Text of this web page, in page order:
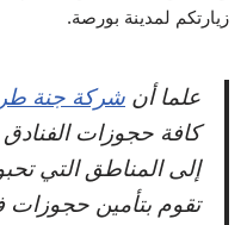
زيارتكم لمدينة بورصة.
علما أن شركة جنة
كافة حجوزات الفنادق
إلى المناطق التي
تقوم بتأمين حجوزات